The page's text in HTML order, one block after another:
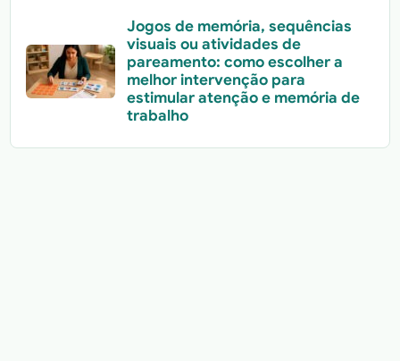
Jogos de memória, sequências
visuais ou atividades de
pareamento: como escolher a
melhor intervenção para
estimular atenção e memória de
trabalho